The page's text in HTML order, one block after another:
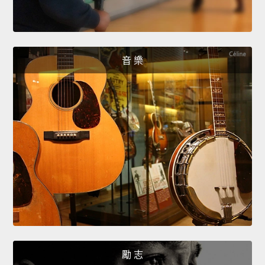
音 樂
勵 志